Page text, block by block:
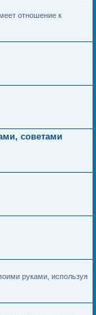
отношение к
советами
руками, используя